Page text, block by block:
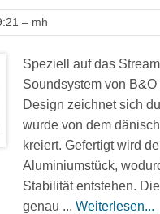
– mh
Speziell auf das
Soundsystem von
Design zeichnet sich
wurde von dem
kreiert. Gefertigt wird
Aluminiumstück,
Stabilität entstehen.
genau ...Weiterlesen...